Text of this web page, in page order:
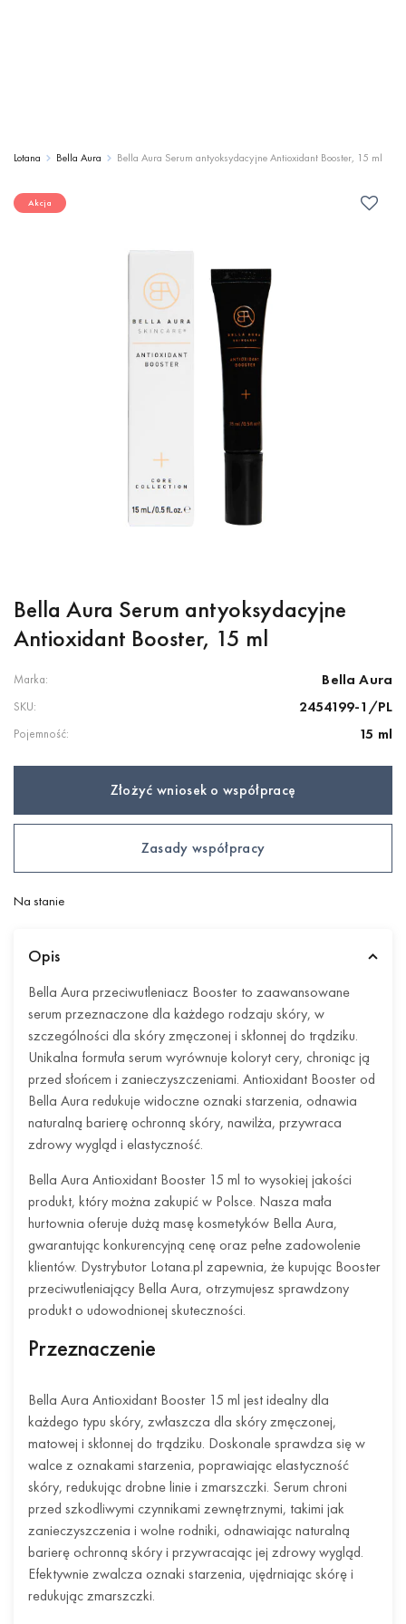
Lotana Bella Aura Bella Aura Serum antyoksydacyjne Antioxidant Booster, 15 ml
Akcja
Bella Aura Serum antyoksydacyjne
Antioxidant Booster, 15 ml
Marka: Bella Aura
SKU: 2454199-1/PL
Pojemność: 15 ml
Złożyć wniosek o współpracę
Zasady współpracy
Na stanie
Opis
Bella Aura przeciwutleniacz Booster to zaawansowane
serum przeznaczone dla każdego rodzaju skóry, w
szczególności dla skóry zmęczonej i skłonnej do trądziku.
Unikalna formuła serum wyrównuje koloryt cery, chroniąc ją
przed słońcem i zanieczyszczeniami. Antioxidant Booster od
Bella Aura redukuje widoczne oznaki starzenia, odnawia
naturalną barierę ochronną skóry, nawilża, przywraca
zdrowy wygląd i elastyczność.
Bella Aura Antioxidant Booster 15 ml to wysokiej jakości
produkt, który można zakupić w Polsce. Nasza mała
hurtownia oferuje dużą masę kosmetyków Bella Aura,
gwarantując konkurencyjną cenę oraz pełne zadowolenie
klientów. Dystrybutor Lotana.pl zapewnia, że kupując Booster
przeciwutleniający Bella Aura, otrzymujesz sprawdzony
produkt o udowodnionej skuteczności.
Przeznaczenie
Bella Aura Antioxidant Booster 15 ml jest idealny dla
każdego typu skóry, zwłaszcza dla skóry zmęczonej,
matowej i skłonnej do trądziku. Doskonale sprawdza się w
walce z oznakami starzenia, poprawiając elastyczność
skóry, redukując drobne linie i zmarszczki. Serum chroni
przed szkodliwymi czynnikami zewnętrznymi, takimi jak
zanieczyszczenia i wolne rodniki, odnawiając naturalną
barierę ochronną skóry i przywracając jej zdrowy wygląd.
Efektywnie zwalcza oznaki starzenia, ujędrniając skórę i
redukując zmarszczki.